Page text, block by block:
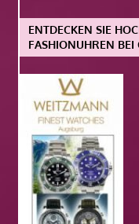
ENTDECKEN SIE
FASHIONUHREN